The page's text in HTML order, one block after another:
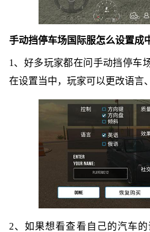
手动挡停车场国际服怎么设置成
1、好多玩家都在问手动挡停车
在设置当中，玩家可以更改语言
2、如果想看查看自己的汽车